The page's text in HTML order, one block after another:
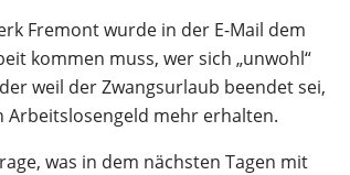
Fremont wurde in der E-Mail dem
kommen muss, wer sich „unwohl“
weil der Zwangsurlaub beendet sei,
Arbeitslosengeld mehr erhalten.
was in dem nächsten Tagen mit